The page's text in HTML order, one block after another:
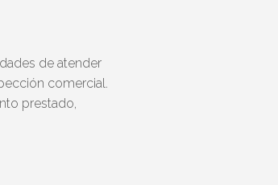
de atender
comercial.
prestado,